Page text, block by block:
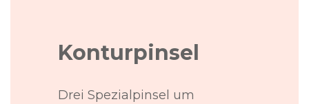
Konturpinsel
Drei Spezialpinsel um